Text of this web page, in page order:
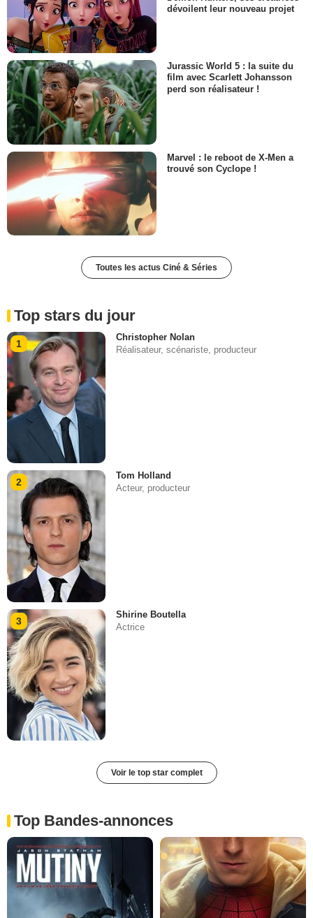
dévoilent leur nouveau projet
Jurassic World 5 : la suite du
film avec Scarlett Johansson
perd son réalisateur !
Marvel : le reboot de X-Men a
trouvé son Cyclope !
Toutes les actus Ciné & Séries
Top stars du jour
1
Christopher Nolan
Réalisateur, scénariste, producteur
2
Tom Holland
Acteur, producteur
3
Shirine Boutella
Actrice
Voir le top star complet
Top Bandes-annonces